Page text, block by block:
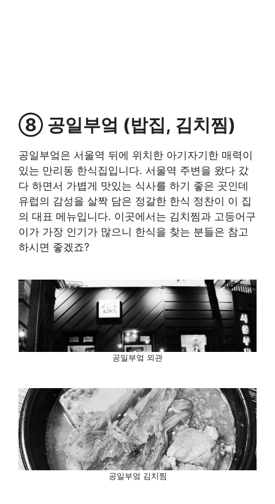
⑧ 공일부엌 (밥집, 김치찜)
공일부엌은 서울역 뒤에 위치한 아기자기한 매력이
있는 만리동 한식집입니다. 서울역 주변을 왔다 갔
다 하면서 가볍게 맛있는 식사를 하기 좋은 곳인데
유럽의 감성을 살짝 담은 정갈한 한식 정찬이 이 집
의 대표 메뉴입니다. 이곳에서는 김치찜과 고등어구
이가 가장 인기가 많으니 한식을 찾는 분들은 참고
하시면 좋겠죠?
공일부엌 외관
공일부엌 김치찜